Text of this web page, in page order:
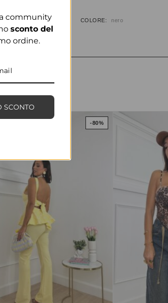
COLORE nero
-80%
community
sconto del
ordine.
SCONTO